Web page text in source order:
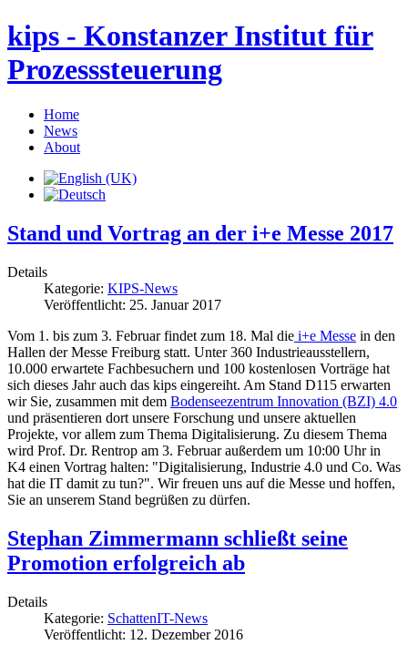
kips - Konstanzer Institut für
Prozesssteuerung
Home
News
About
Stand und Vortrag an der i+e Messe 2017
Details
Kategorie: KIPS-News
Veröffentlicht: 25. Januar 2017
Vom 1. bis zum 3. Februar findet zum 18. Mal die i+e Messe in den
Hallen der Messe Freiburg statt. Unter 360 Industrieausstellern,
10.000 erwartete Fachbesuchern und 100 kostenlosen Vorträge hat
sich dieses Jahr auch das kips eingereiht. Am Stand D115 erwarten
wir Sie, zusammen mit dem Bodenseezentrum Innovation (BZI) 4.0
und präsentieren dort unsere Forschung und unsere aktuellen
Projekte, vor allem zum Thema Digitalisierung. Zu diesem Thema
wird Prof. Dr. Rentrop am 3. Februar außerdem um 10:00 Uhr in
K4 einen Vortrag halten: "Digitalisierung, Industrie 4.0 und Co. Was
hat die IT damit zu tun?". Wir freuen uns auf die Messe und hoffen,
Sie an unserem Stand begrüßen zu dürfen.
Stephan Zimmermann schließt seine
Promotion erfolgreich ab
Details
Kategorie: SchattenIT-News
Veröffentlicht: 12. Dezember 2016